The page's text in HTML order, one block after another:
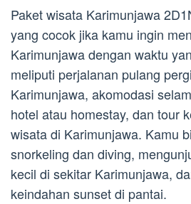
Paket wisata Karimunjawa
yang cocok jika kamu ingin
Karimunjawa dengan waktu
meliputi perjalanan pulang
Karimunjawa, akomodasi
hotel atau homestay, dan tour
wisata di Karimunjawa. Kamu
snorkeling dan diving,
kecil di sekitar Karimunjawa,
keindahan sunset di pantai.